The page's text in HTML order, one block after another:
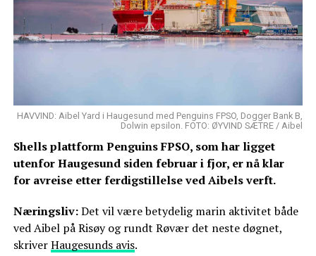
HAVVIND: Aibel Yard i Haugesund med Penguins FPSO, Dogger Bank B,
Dolwin epsilon. FOTO: ØYVIND SÆTRE / Aibel
Shells plattform Penguins FPSO, som har ligget
utenfor Haugesund siden februar i fjor, er nå klar
for avreise etter ferdigstillelse ved Aibels verft.
Næringsliv:Det vil være betydelig marin aktivitet både
ved Aibel på Risøy og rundt Røvær det neste døgnet,
skriverHaugesunds avis.